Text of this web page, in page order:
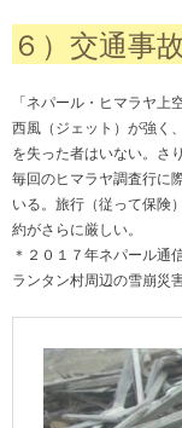
６）交通事
「ネパール・ヒマラヤ
西風（ジェット）が強く
を失った者はいない。さ
毎回のヒマラヤ調査行に
いる。旅行（従って保険
約がさらに厳しい。
＊２０１７年ネパール通
ランタン村周辺の雪崩災